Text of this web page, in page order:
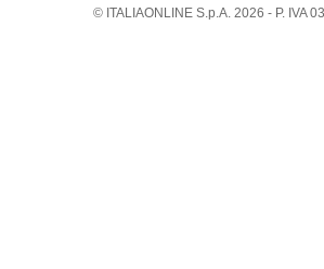
© ITALIAONLINE S.p.A. 2026 - P. IVA